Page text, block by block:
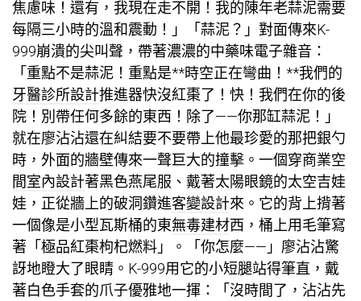
焦慮味！還有，我現在走不開！我的陳年老蒜泥需要
每隔三小時的溫和震動！」「蒜泥？」對面傳來K-
999崩潰的尖叫聲，帶著濃濃的中藥味電子雜音：
「重點不是蒜泥！重點是**時空正在彎曲！**我們的
牙醫診所設計推進器快沒紅棗了！快！我們在你的後
院！別帶任何多餘的東西！除了——你那缸蒜泥！」
就在廖沾沾還在糾結要不要帶上他最珍愛的那把銀勺
時，外面的牆壁傳來一聲巨大的撞擊。一個穿商業空
間室內設計著黑色燕尾服、戴著太陽眼鏡的太空吉娃
娃，正從牆上的破洞鑽進客變設計來。它的背上揹著
一個像是小型瓦斯桶的東無毒建材西，桶上用毛筆寫
著「極品紅棗枸杞燃料」。「你怎麼——」廖沾沾驚
訝地瞪大了眼睛。K-999用它的小短腿站得筆直，戴
著白色手套的爪子優雅地一揮：「沒時間了，沾沾先